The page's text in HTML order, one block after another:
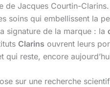
de Jacques Courtin-
soins qui embellissent la
signature de la marque : la
Clarins ouvrent leurs
reste, encore
sur une recherche